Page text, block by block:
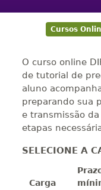
Cursos
O curso online
de tutorial de
aluno
preparando sua
e transmissão
etapas
SELECIONE A
Carga